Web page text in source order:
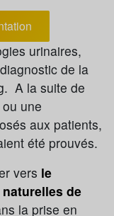
urinaires,
de la
A la suite de
une
aux patients,
été prouvés.
vers le
de
la prise en